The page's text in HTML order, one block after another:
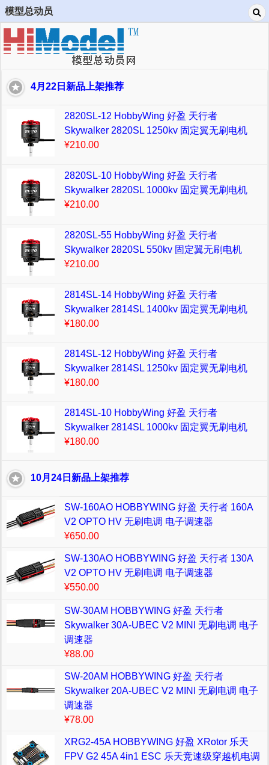
模型总动员
4月22日新品上架推荐
2820SL-12 HobbyWing 好盈 天行者
Skywalker 2820SL 1250kv 固定翼无刷电机
¥210.00
2820SL-10 HobbyWing 好盈 天行者
Skywalker 2820SL 1000kv 固定翼无刷电机
¥210.00
2820SL-55 HobbyWing 好盈 天行者
Skywalker 2820SL 550kv 固定翼无刷电机
¥210.00
2814SL-14 HobbyWing 好盈 天行者
Skywalker 2814SL 1400kv 固定翼无刷电机
¥180.00
2814SL-12 HobbyWing 好盈 天行者
Skywalker 2814SL 1250kv 固定翼无刷电机
¥180.00
2814SL-10 HobbyWing 好盈 天行者
Skywalker 2814SL 1000kv 固定翼无刷电机
¥180.00
10月24日新品上架推荐
SW-160AO HOBBYWING 好盈 天行者 160A
V2 OPTO HV 无刷电调 电子调速器
¥650.00
SW-130AO HOBBYWING 好盈 天行者 130A
V2 OPTO HV 无刷电调 电子调速器
¥550.00
SW-30AM HOBBYWING 好盈 天行者
Skywalker 30A-UBEC V2 MINI 无刷电调 电子
调速器
¥88.00
SW-20AM HOBBYWING 好盈 天行者
Skywalker 20A-UBEC V2 MINI 无刷电调 电子
调速器
¥78.00
XRG2-45A HOBBYWING 好盈 XRotor 乐天
FPV G2 45A 4in1 ESC 乐天竞速级穿越机电调